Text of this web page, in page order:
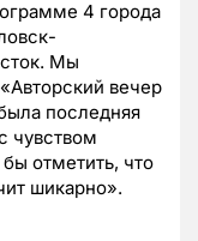
4 города
Мы
вечер
последняя
чувством
отметить, что
шикарно».